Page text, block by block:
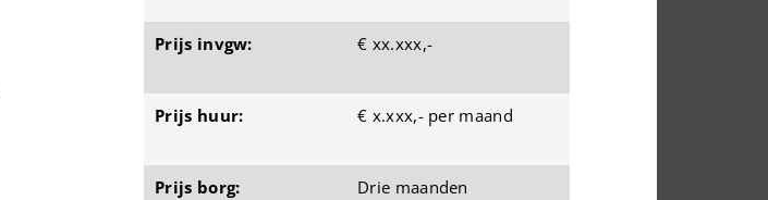
Prijs invgw: € xx.xxx,-
Prijs huur: € x.xxx,- per maand
Prijs borg: Drie maanden